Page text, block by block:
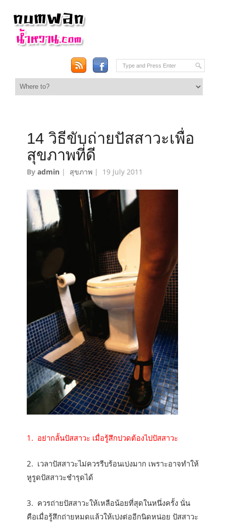
14 วิธีขับถ่ายปัสสาวะเพื่อ
สุขภาพที่ดี
Byadmin | สุขภาพ | 19 July 2011
1. อย่ากลั้นปัสสาวะ เมื่อรู้สึกปวดต้องไปปัสสาวะ
2. เวลาปัสสาวะไม่ควรรีบร้อนเบ่งมาก เพราะอาจทำให้
หูรูดปัสสาวะชำรุดได้
3. ควรถ่ายปัสสาวะให้เหลือน้อยที่สุดในหนึ่งครั้ง นั่น
คือเมื่อรู้สึกถ่ายหมดแล้วให้เบ่งต่ออีกนิดหน่อย ปัสสาวะ